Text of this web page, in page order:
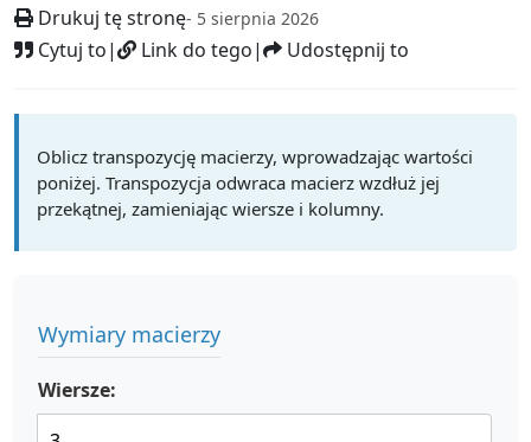
Drukuj tę stronę- 5 sierpnia 2026
Cytuj to| Link do tego| Udostępnij to
Oblicz transpozycję macierzy, wprowadzając wartości
poniżej. Transpozycja odwraca macierz wzdłuż jej
przekątnej, zamieniając wiersze i kolumny.
Wymiary macierzy
Wiersze: